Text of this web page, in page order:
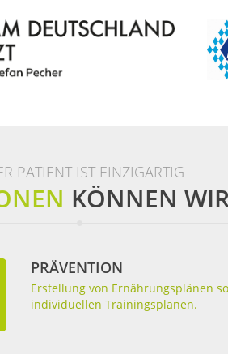
PATIENT IST EINZIGARTIG
KÖNNEN
PRÄVENTION
Erstellung von Ernährungsplänen
individuellen Trainingsplänen.